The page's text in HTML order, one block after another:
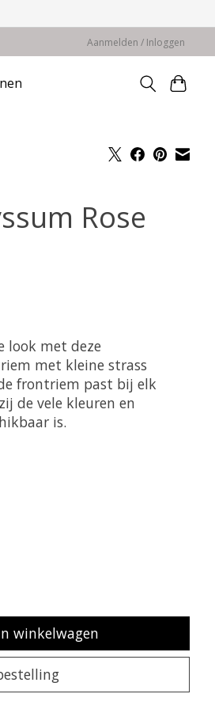
Aanmelden / Inloggen
Rose
look met deze
met kleine strass
frontriem past bij elk
de vele kleuren en
is.
is
winkelwagen